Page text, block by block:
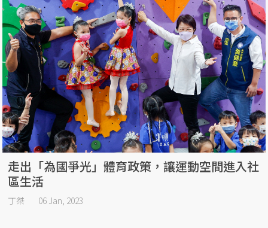
走出「為國爭光」體育政策，讓運動空間進入社
區生活
丁桀 06 Jan, 2023